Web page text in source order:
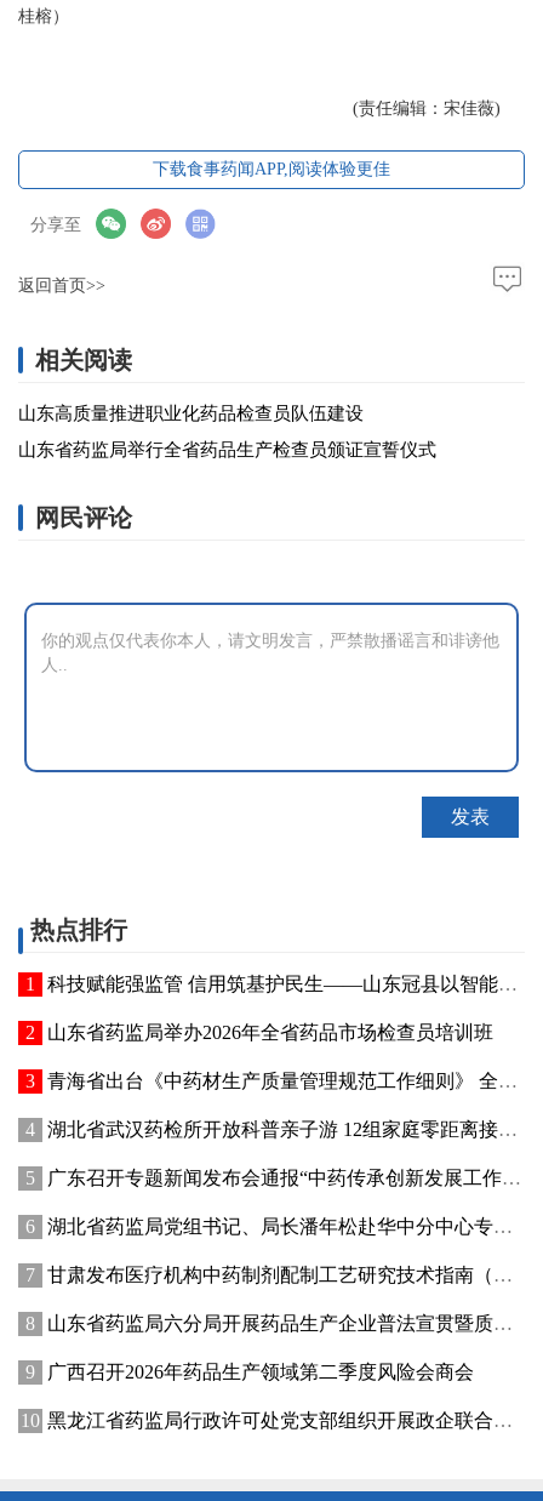
桂榕）
(责任编辑：宋佳薇)
下载食事药闻APP,阅读体验更佳
分享至
返回首页>>
相关阅读
山东高质量推进职业化药品检查员队伍建设
山东省药监局举行全省药品生产检查员颁证宣誓仪式
网民评论
热点排行
科技赋能强监管 信用筑基护民生——山东冠县以智能管控提质“两定机构”医保服务能力
山东省药监局举办2026年全省药品市场检查员培训班
青海省出台《中药材生产质量管理规范工作细则》 全面强化中药材质量源头管控
湖北省武汉药检所开放科普亲子游 12组家庭零距离接触药品检验
广东召开专题新闻发布会通报“中药传承创新发展工作成效”
湖北省药监局党组书记、局长潘年松赴华中分中心专题调研全面从严治党工作 强调以高质量党建引领药监事业行稳致远
甘肃发布医疗机构中药制剂配制工艺研究技术指南（试行）
山东省药监局六分局开展药品生产企业普法宣贯暨质量管理提升座谈交流活动
广西召开2026年药品生产领域第二季度风险会商会
黑龙江省药监局行政许可处党支部组织开展政企联合主题党日活动